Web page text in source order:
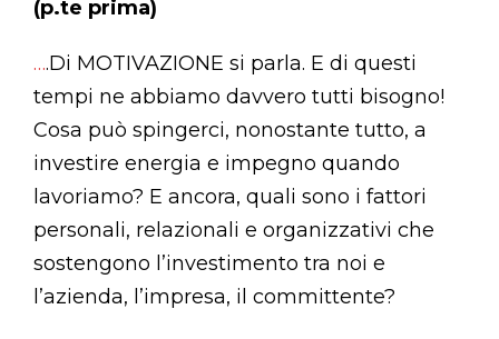
(p.te prima)
….Di MOTIVAZIONE si parla. E di questi
tempi ne abbiamo davvero tutti bisogno!
Cosa può spingerci, nonostante tutto, a
investire energia e impegno quando
lavoriamo? E ancora, quali sono i fattori
personali, relazionali e organizzativi che
sostengono l’investimento tra noi e
l’azienda, l’impresa, il committente?